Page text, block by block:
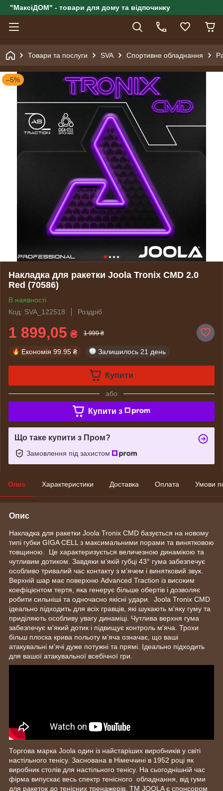
"МаксіДОМ" - товари для дому та відпочинку
Товари та послуги SVA Спортивне обладнання
–5%
Накладка для ракетки Joola Tronix CMD 2.0
Red (70586)
В наявності
Код: SVA_122518
Роздріб
1 899,05 ₴ 1 999 ₴
Економія 99.95 ₴ Залишилось 21 день
Купити
або
Купити з
Що таке купити з Пром?
Замовлення під захистом
Опис Характеристики Доставка Оплата Умови
Опис
Накладка для ракетки Joola Tronix CMD базується на новому
типі губки GIGA CELL з максимальними порами та винятковою
товщиною. Це характеризується величезною динамікою та
чутливим дотиком. Завдяки м’якій губці 43° гума забезпечує
особливо тривалий час контакту з м’ячем і винятковий звук.
Верхній шар має поверхню Advanced Traction із високим
коефіцієнтом тертя, яка генерує більше обертів і дозволяє
робити сильніші та одночасно якісні удари. Joola Tronix CMD
ідеально підходить для всіх гравців, які шукають м'яку гуму та
приділяють особливу увагу динаміці. Чутлива верхня гума
забезпечує м'який дотик і підвищує контроль м'яча. Трохи
більш плоска крива польоту м’яча означає, що ваші
атакувальні м'ячі дуже потужні та прямі. Ідеально підходить
для вашої атакувальної всебічної гри.
Торгова марка Joola один із найстаріших виробників у світі
настільного тенісу. Заснована в Німеччині в 1952 році як
виробник столів для настільного тенісу. На сьогоднішній час
фірма випускає весь спектр тенісного обладнання, від гуми
для ракеток до тенісних тренажерів. ТМ JOOLA є спонсором